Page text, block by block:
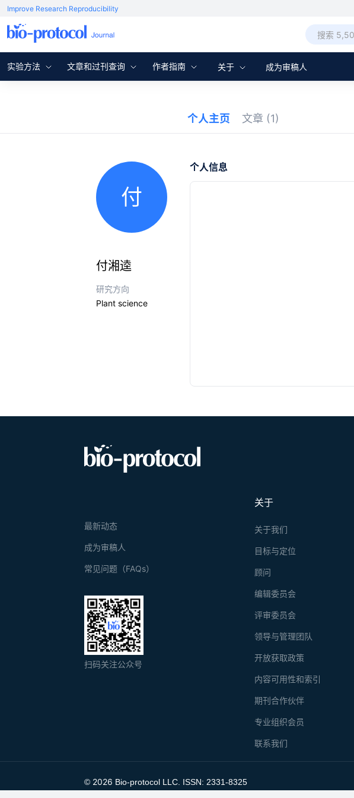
Improve Research Reproducibility
实验方法 文章和过刊查询 作者指南 关于 成为审稿人
个人主页 文章 (1)
付
付湘逵
研究方向
Plant science
个人信息
关于
关于我们
目标与定位
顾问
编辑委员会
评审委员会
领导与管理团队
开放获取政策
内容可用性和索引
期刊合作伙伴
专业组织会员
联系我们
最新动态
成为审稿人
常见问题（FAQs）
扫码关注公众号
© 2026 Bio-protocol LLC. ISSN: 2331-8325